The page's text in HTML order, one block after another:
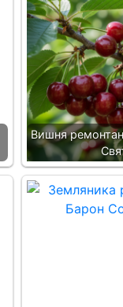
Вишня